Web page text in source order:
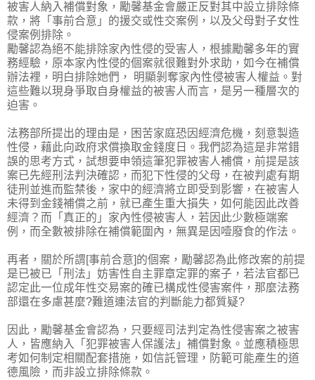
被害人納入補償對象，勵馨基金會嚴正反對其中設立排除條
款，將「事前合意」的援交或性交案例，以及父母對子女性
侵案例排除。
勵馨認為絕不能排除家內性侵的受害人，根據勵馨多年的實
務經驗，原本家內性侵的個案就很難對外求助，如今在補償
辦法裡，明白排除她們， 明顯剝奪家內性侵被害人權益。對
這些難以現身爭取自身權益的被害人而言，是另一種層次的
迫害。
法務部所提出的理由是，困苦家庭恐因經濟危機，刻意製造
性侵，藉此向政府求償換取金錢度日。我們認為這是非常錯
誤的思考方式，試想要申領這筆犯罪被害人補償，前提是該
案已先經刑法判決確認，而犯下性侵的父母，在被判處有期
徒刑並進而監禁後，家中的經濟將立即受到影響，在被害人
未得到金錢補償之前，就已產生重大損失，如何能因此改善
經濟？而「真正的」家內性侵被害人，若因此少數極端案
例，而全數被排除在補償範圍內，無異是因噎廢食的作法。
再者，關於所謂[事前合意]的個案，勵馨認為此修改案的前提
是已被已「刑法」妨害性自主罪章定罪的案子，若法官都已
認定此一位成年性交易案的確已構成性侵害案件，那麼法務
部還在多慮甚麼?難道連法官的判斷能力都質疑?
因此，勵馨基金會認為，只要經司法判定為性侵害案之被害
人，皆應納入「犯罪被害人保護法」補償對象。並應積極思
考如何制定相關配套措施，如信託管理，防範可能產生的道
德風險，而非設立排除條款。